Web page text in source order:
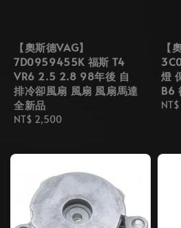
【奧斯德VAG】
7D0959455K 福斯 T4
VR6 2.5 2.8 98年後 自
排冷卻風扇 風扇 風扇馬達
全新品
Regular
NT$ 2,500
【
燈
B6